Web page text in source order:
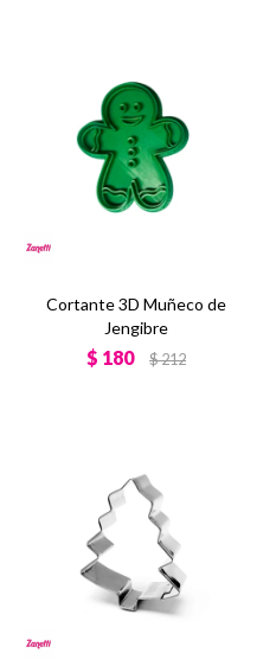
Cortante 3D Muñeco de
Jengibre
$ 180 $212